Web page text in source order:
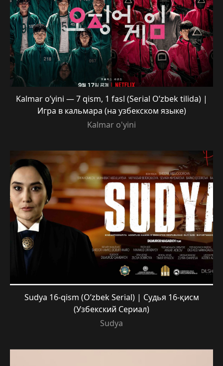
Kalmar o’yini — 7 qism, 1 fasl (Serial O’zbek tilida) |
Игра в кальмара (на узбекском языке)
Kalmar o'yini
Sudya 16-qism (O’zbek Serial) | Судья 16-қисм
(Узбекский Сериал)
Sudya